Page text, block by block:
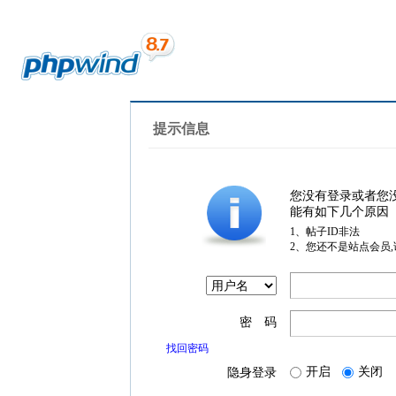
提示信息
您没有登录或者您
能有如下几个原因
1、帖子ID非法
2、您还不是站点会员
密 码
找回密码
隐身登录 开启 关闭